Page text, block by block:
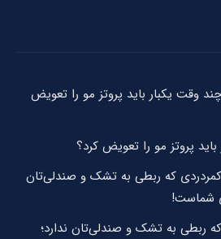
چند وقت یکبار باید پروتز مو را تعویض
پروتز مو را تعویض کرد؟
کمردردی که ربطی به تشک و صندلی‌تان
شماست!
ربطی به تشک و صندلی‌تان ندارد؛